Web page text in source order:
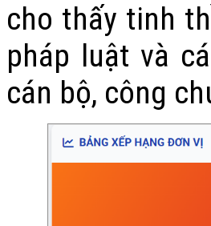
cho thấy tinh
pháp luật và
cán bộ, công